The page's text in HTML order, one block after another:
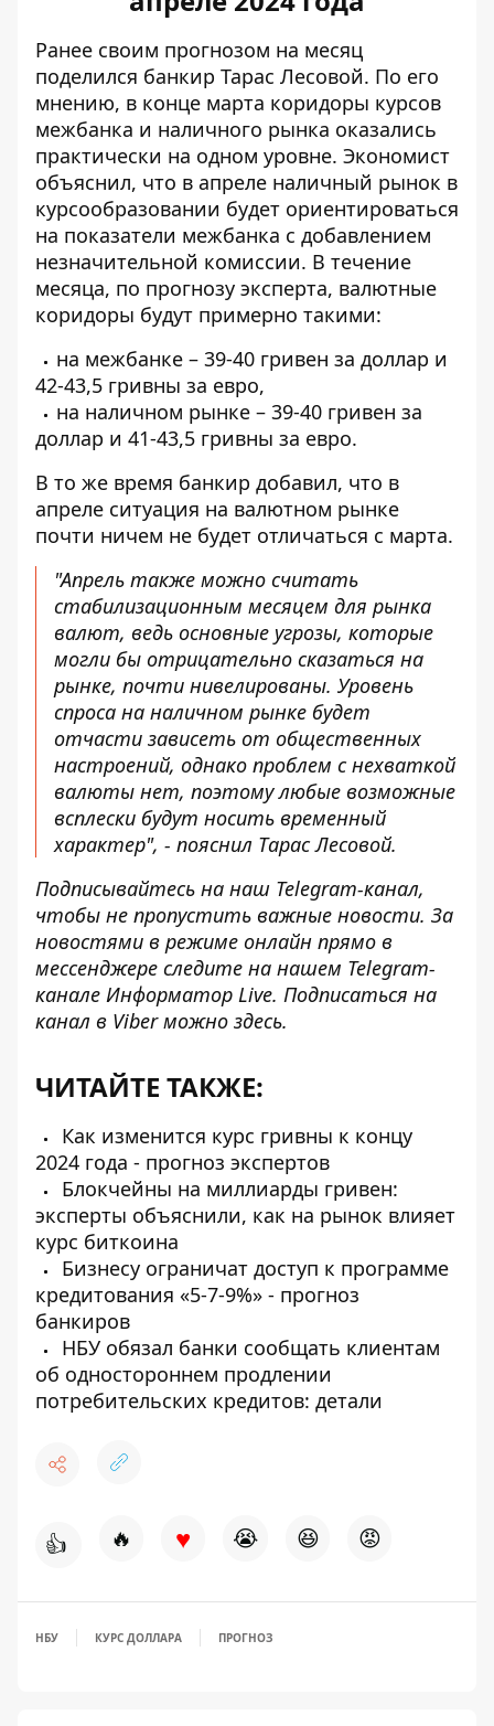
Ранее своим прогнозом на месяц
поделился банкир Тарас Лесовой. По его
мнению, в конце марта коридоры курсов
межбанка и наличного рынка оказались
практически на одном уровне. Экономист
объяснил, что в апреле наличный рынок в
курсообразовании будет ориентироваться
на показатели межбанка с добавлением
незначительной комиссии. В течение
месяца, по прогнозу эксперта, валютные
коридоры будут примерно такими:
на межбанке – 39-40 гривен за доллар и
42-43,5 гривны за евро,
на наличном рынке – 39-40 гривен за
доллар и 41-43,5 гривны за евро.
В то же время банкир добавил, что в
апреле ситуация на валютном рынке
почти ничем не будет отличаться с марта.
"Апрель также можно считать
стабилизационным месяцем для рынка
валют, ведь основные угрозы, которые
могли бы отрицательно сказаться на
рынке, почти нивелированы. Уровень
спроса на наличном рынке будет
отчасти зависеть от общественных
настроений, однако проблем с нехваткой
валюты нет, поэтому любые возможные
всплески будут носить временный
характер", - пояснил Тарас Лесовой.
Подписывайтесь на наш Telegram-канал,
чтобы не пропустить важные новости. За
новостями в режиме онлайн прямо в
мессенджере следите на нашем Telegram-
канале Информатор Live. Подписаться на
канал в Viber можно здесь.
ЧИТАЙТЕ ТАКЖЕ:
Как изменится курс гривны к концу
2024 года - прогноз экспертов
Блокчейны на миллиарды гривен:
эксперты объяснили, как на рынок влияет
курс биткоина
Бизнесу ограничат доступ к программе
кредитования «5-7-9%» - прогноз
банкиров
НБУ обязал банки сообщать клиентам
об одностороннем продлении
потребительских кредитов: детали
👍 🔥 ♥ 😭 😆 😡
НБУ КУРС ДОЛЛАРА ПРОГНОЗ